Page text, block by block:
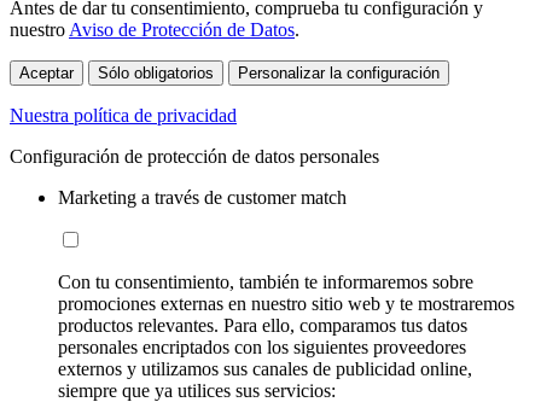
Antes de dar tu consentimiento, comprueba tu configuración y
nuestro Aviso de Protección de Datos.
Aceptar Sólo obligatorios Personalizar la configuración
Nuestra política de privacidad
Configuración de protección de datos personales
Marketing a través de customer match
Con tu consentimiento, también te informaremos sobre
promociones externas en nuestro sitio web y te mostraremos
productos relevantes. Para ello, comparamos tus datos
personales encriptados con los siguientes proveedores
externos y utilizamos sus canales de publicidad online,
siempre que ya utilices sus servicios: